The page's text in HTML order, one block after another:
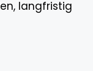
langfristig